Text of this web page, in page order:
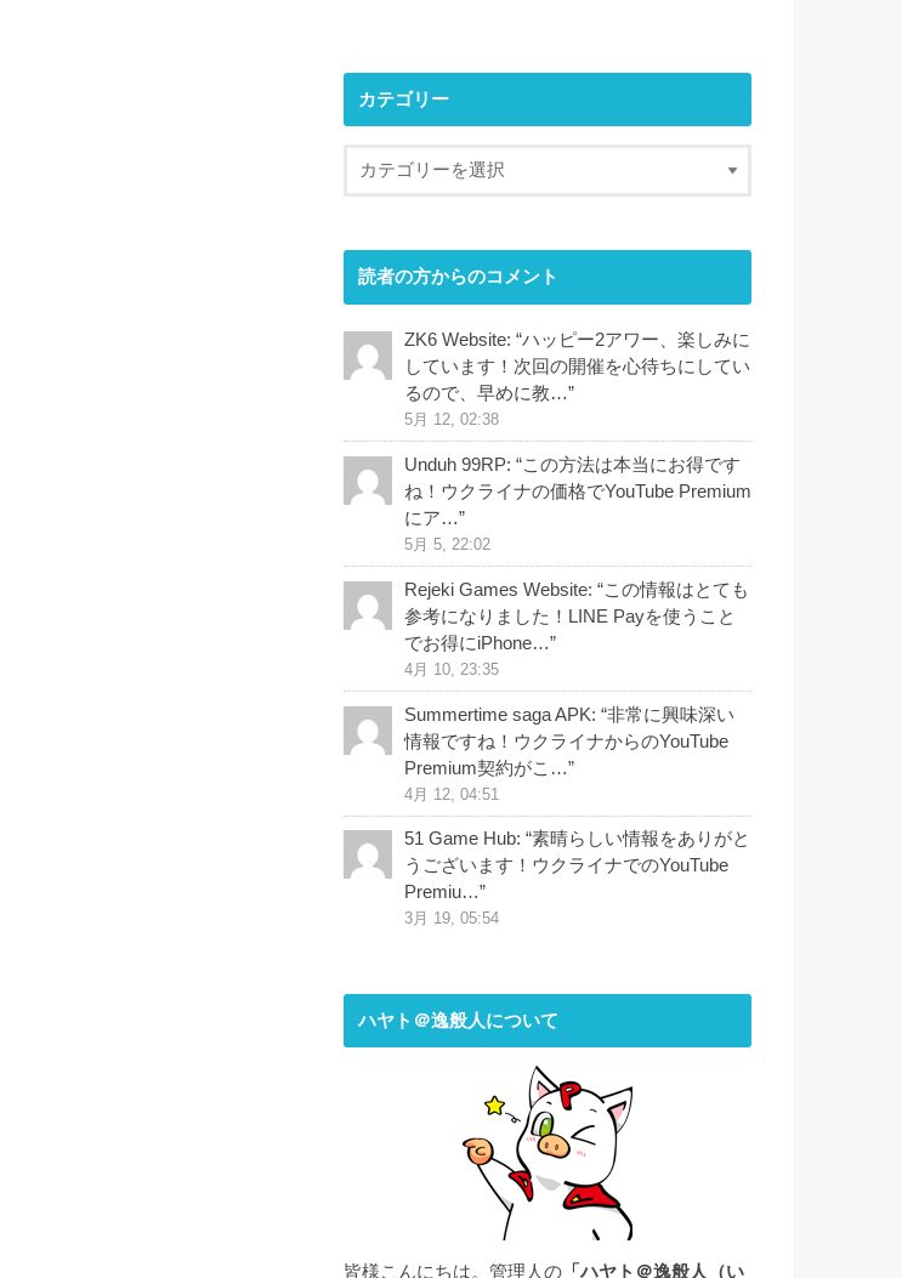
カテゴリー
読者の方からのコメント
ZK6 Website: “ハッピー2アワー、楽しみに
しています！次回の開催を心待ちにしてい
るので、早めに教…”
5月 12, 02:38
Unduh 99RP: “この方法は本当にお得です
ね！ウクライナの価格でYouTube Premium
にア…”
5月 5, 22:02
Rejeki Games Website: “この情報はとても
参考になりました！LINE Payを使うこと
でお得にiPhone…”
4月 10, 23:35
Summertime saga APK: “非常に興味深い
情報ですね！ウクライナからのYouTube
Premium契約がこ…”
4月 12, 04:51
51 Game Hub: “素晴らしい情報をありがと
うございます！ウクライナでのYouTube
Premiu…”
3月 19, 05:54
ハヤト＠逸般人について
皆様こんにちは。管理人の 「ハヤト＠逸般人（い